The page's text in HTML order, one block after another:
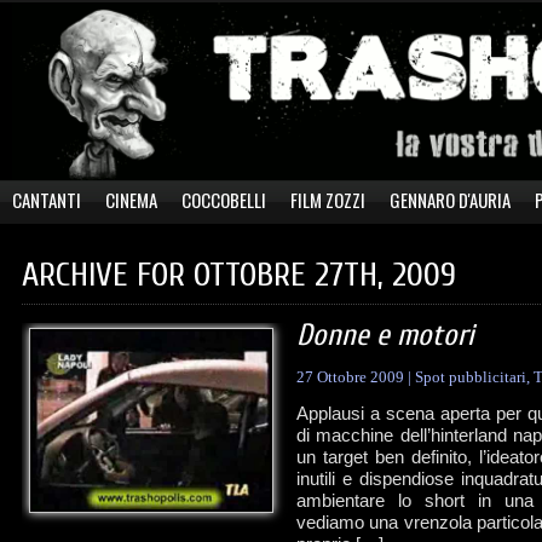
CANTANTI CINEMA COCCOBELLI FILM ZOZZI GENNARO D'AURIA
ARCHIVE FOR OTTOBRE 27TH, 2009
Donne e motori
27 Ottobre 2009 | Spot pubblicitari,
Applausi a scena aperta per
di macchine dell’hinterland
un target ben definito,
inutili e dispendiose
ambientare lo short in una
vediamo una vrenzola